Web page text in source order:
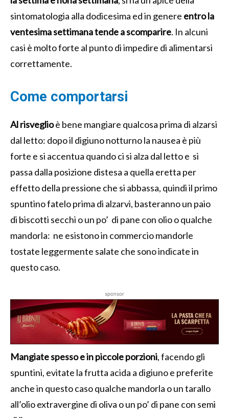
sintomatologia alla dodicesima ed in genere entro la
ventesima settimana tende a scomparire. In alcuni
casi è molto forte al punto di impedire di alimentarsi
correttamente.
Come comportarsi
Al risveglioè bene mangiare qualcosa prima di alzarsi
dal letto: dopo il digiuno notturno la nausea è più
forte e si accentua quando ci si alza dal letto e si
passa dalla posizione distesa a quella eretta per
effetto della pressione che si abbassa, quindi il primo
spuntino fatelo prima di alzarvi, basteranno un paio
di biscotti secchi o un po’ di pane con olio o qualche
mandorla: ne esistono in commercio mandorle
tostate leggermente salate che sono indicate in
questo caso.
sponsor
Mangiate spesso e in piccole porzioni, facendo gli
spuntini, evitate la frutta acida a digiuno e preferite
anche in questo caso qualche mandorla o un tarallo
all’olio extravergine di oliva o un po’ di pane con semi